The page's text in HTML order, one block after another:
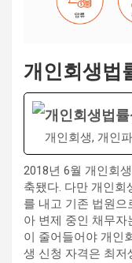
개인회생법
개인회생법
개인회생, 개인
2018년 6월 개인회
축됐다. 다만 개인회
를 내고 기존 법원으
아 변제 중인 채무
이 줄어들어야 개인
생 신청 자격은 최